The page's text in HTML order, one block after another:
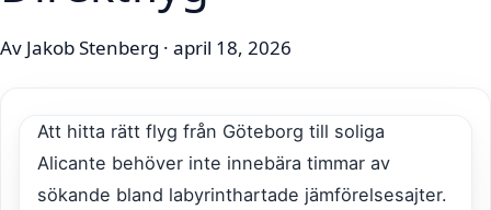
Av Jakob Stenberg · april 18, 2026
Att hitta rätt flyg från Göteborg till soliga
Alicante behöver inte innebära timmar av
sökande bland labyrinthartade jämförelsesajter.